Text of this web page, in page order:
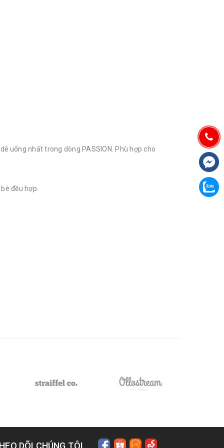
uống nhất trong dòng PASSION. Phù hợp cho
đều hợp.
DÕI CHÚNG TÔI